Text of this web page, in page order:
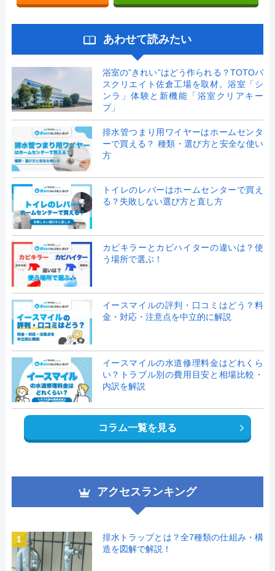
あわせて読みたい
浴室の”きれい”はどう作られる？TOTOバ
スクリエイト佐倉工場を取材。浴室「シ
ンラ」体験と新機能「浴室クリアキー
プ」
排水管つまり用ワイヤーはホームセンタ
ーで買える？ 種類・選び方と安全な使い
方
トイレのレバーはホームセンターで買え
る？失敗しない選び方と直し方
カビキラーとカビハイターの違いは？使
う場所で選ぶ！
イースマイルの評判・口コミはどう？料
金・対応・注意点を中立的に解説
イースマイルの水道修理料金はどれくら
い？トラブル別の費用目安と相場比較・
内訳を解説
コラム一覧を見る
アクセスランキング
1
排水トラップとは？全7種類の仕組み・構
造を図解で解説！